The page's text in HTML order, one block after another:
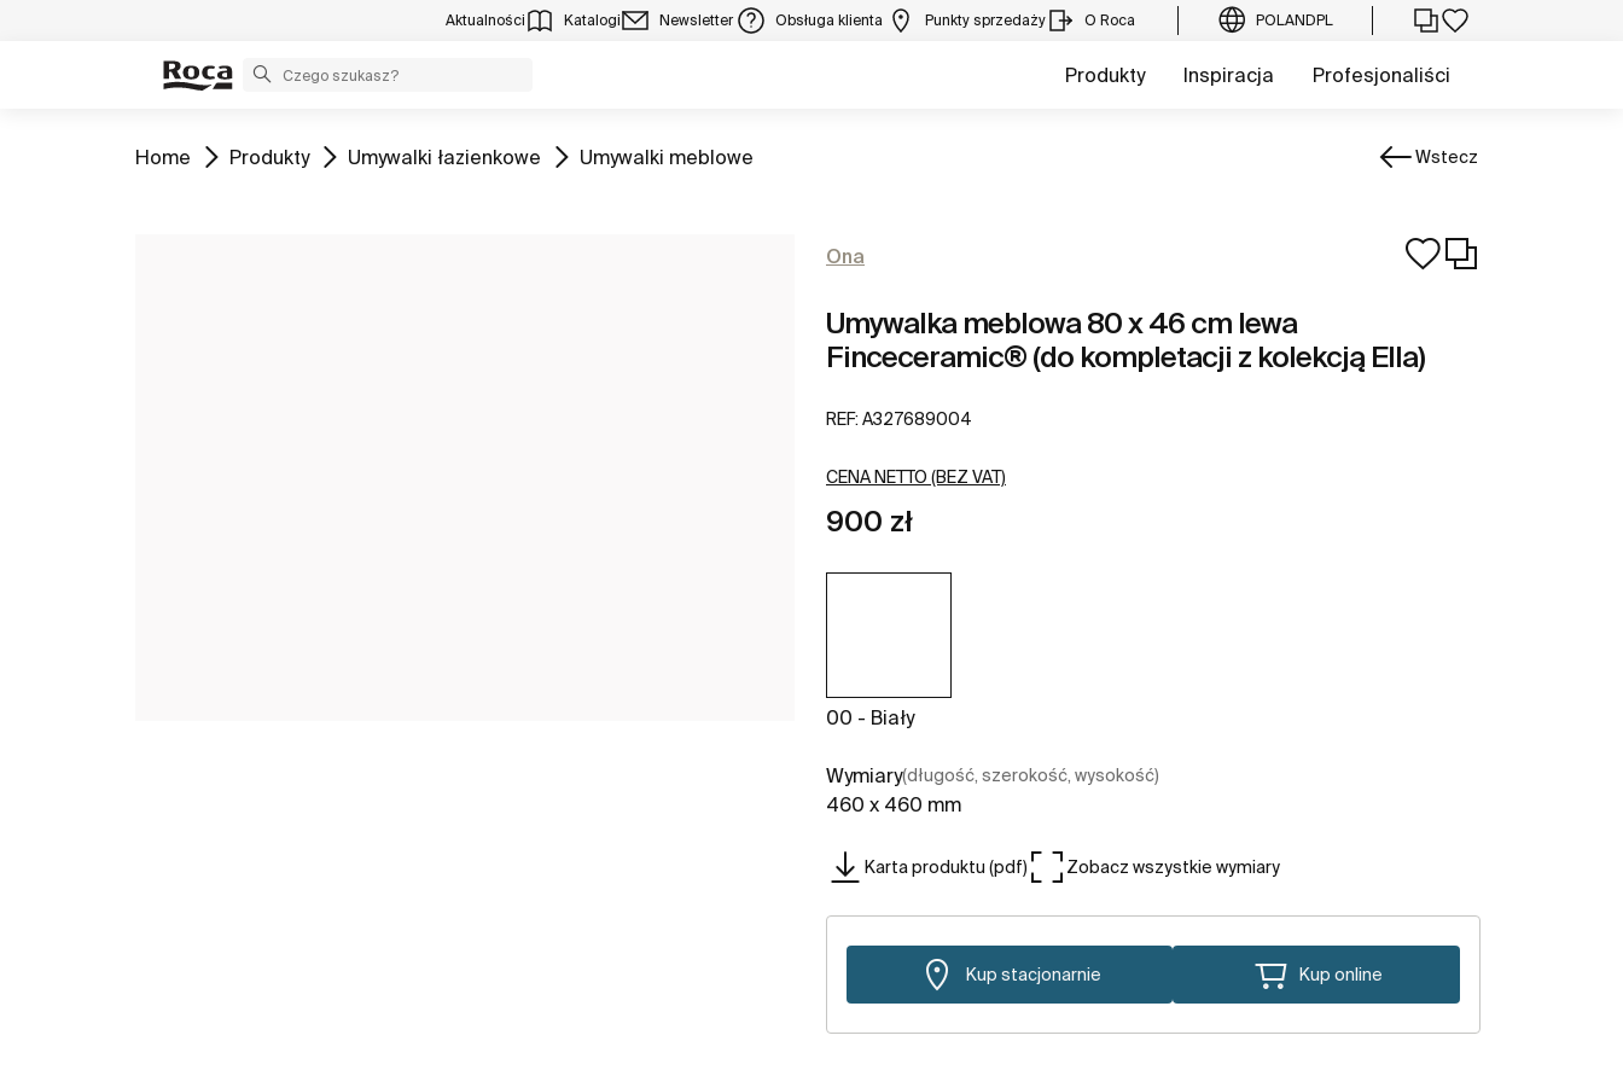
Aktualności Katalogi Newsletter Obsługa klienta Punkty sprzedaży O Roca POLANDPL
Produkty Inspiracja Profesjonaliści
Zobacz
Home Zobacz
Produkty Zobacz
Umywalki łazienkowe Zobacz
Umywalki meblowe Wstecz
Ona
Umywalka meblowa 80 x 46 cm lewa
Finceceramic® (do kompletacji z kolekcją Ella)
REF: A327689004
CENA NETTO (BEZ VAT)
900 zł
00 - Biały
Wymiary(długość, szerokość, wysokość)
460 x 460 mm
Karta produktu (pdf) Zobacz wszystkie wymiary
Kup stacjonarnie Kup online